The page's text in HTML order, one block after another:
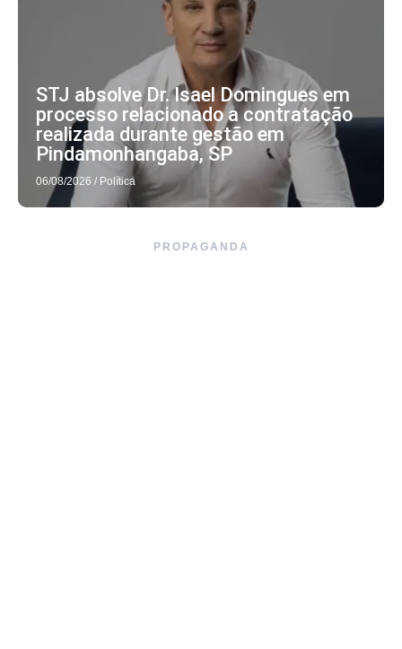
STJ absolve Dr. Isael Domingues em
processo relacionado a contratação
realizada durante gestão em
Pindamonhangaba, SP
06/08/2026 / Política
PROPAGANDA